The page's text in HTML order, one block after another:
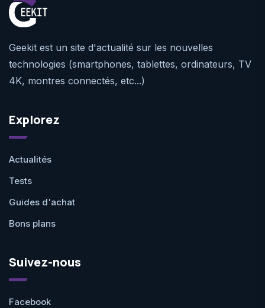
Geekit est un site d'actualité sur les nouvelles
technologies (smartphones, tablettes, ordinateurs, TV
4K, montres connectés, etc...)
Explorez
Actualités
Tests
Guides d'achat
Bons plans
Suivez-nous
Facebook